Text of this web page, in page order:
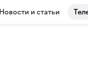
Новости и статьи